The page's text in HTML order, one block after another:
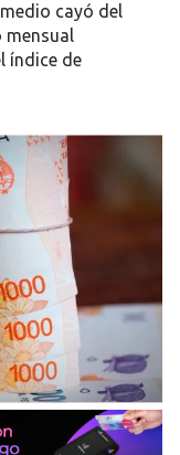
cayó del
mensual
índice de